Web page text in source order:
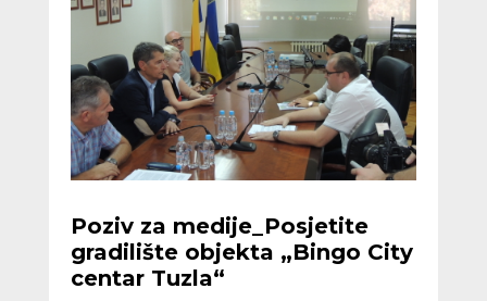
Poziv za medije_Posjetite
gradilište objekta „Bingo City
centar Tuzla“